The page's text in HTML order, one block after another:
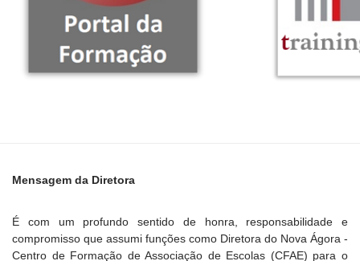
Mensagem da Diretora
É com um profundo sentido de honra, responsabilidade e
compromisso que assumi funções como Diretora do Nova Ágora -
Centro de Formação de Associação de Escolas (CFAE) para o